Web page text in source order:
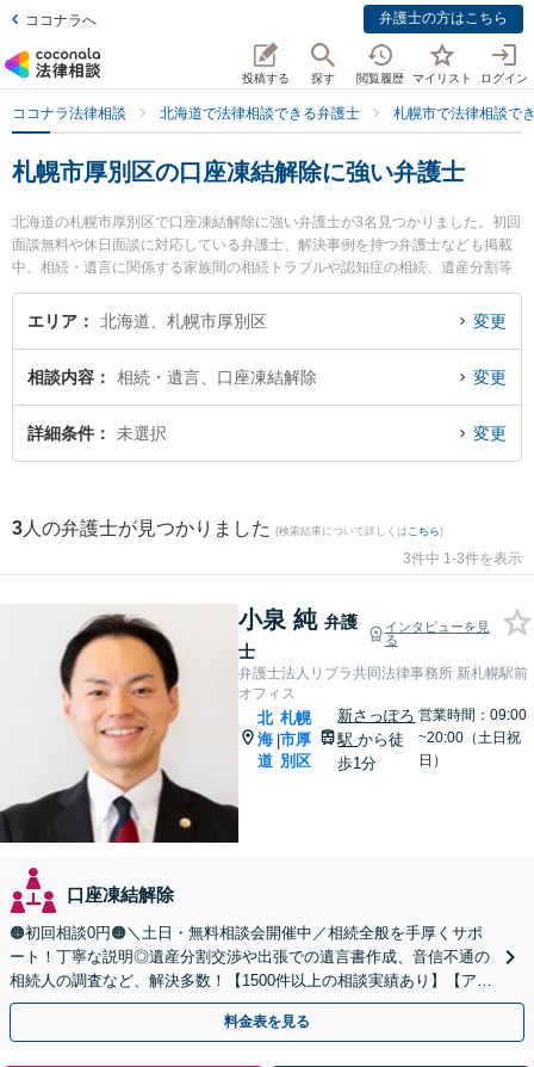
ココナラへ 弁護士の方はこちら
投稿する 探す 閲覧履歴 マイリスト ログイン
ココナラ法律相談 北海道で法律相談できる弁護士 札幌市で法律相談で
札幌市厚別区の口座凍結解除に強い弁護士
北海道の札幌市厚別区で口座凍結解除に強い弁護士が3名見つかりました。初回
面談無料や休日面談に対応している弁護士、解決事例を持つ弁護士なども掲載
中。相続・遺言に関係する家族間の相続トラブルや認知症の相続、遺産分割等
の細かな分野での絞り込み検索もでき便利です。特に弁護士法人リブラ共同法
律事務所 新札幌駅前オフィスの小泉 純弁護士や弁護士法人リブラ共同法律事務
厚別区で土日や夜間に発生した口座凍結解除のトラブルを今すぐに弁護士に相
談したい』『口座凍結解除のトラブル解決の実績豊富な近くの弁護士を検索し
たい』『初回相談無料で口座凍結解除を法律相談できる札幌市厚別区内の弁護
エリア 北海道、札幌市厚別区 変更
相談内容 相続・遺言、口座凍結解除 変更
詳細条件 未選択 変更
3 人の弁護士が見つかりました (検索結果について詳しくは こちら)
3件中 1-3件を表示
小泉 純 弁護
士
インタビューを見
る
弁護士法人リブラ共同法律事務所 新札幌駅前
オフィス
北
海
道
|
札幌
市厚
別区
新さっぽろ
駅から徒
歩1分
営業時間：09:00
~20:00（土日祝
日）
口座凍結解除
🟠初回相談0円🟠＼土日・無料相談会開催中／相続全般を手厚くサポ
ート！丁寧な説明◎遺産分割交渉や出張での遺言書作成、音信不通の
相続人の調査など、解決多数！【1500件以上の相談実績あり】【アク
セス良好】【分かりやすい料金体系】
料金表を見る